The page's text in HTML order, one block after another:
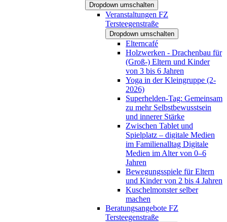
Dropdown umschalten
Veranstaltungen FZ
Tersteegenstraße
Dropdown umschalten
Elterncafé
Holzwerken - Drachenbau für
(Groß-) Eltern und Kinder
von 3 bis 6 Jahren
Yoga in der Kleingruppe (2-
2026)
Superhelden-Tag: Gemeinsam
zu mehr Selbstbewusstsein
und innerer Stärke
Zwischen Tablet und
Spielplatz – digitale Medien
im Familienalltag Digitale
Medien im Alter von 0–6
Jahren
Bewegungsspiele für Eltern
und Kinder von 2 bis 4 Jahren
Kuschelmonster selber
machen
Beratungsangebote FZ
Tersteegenstraße